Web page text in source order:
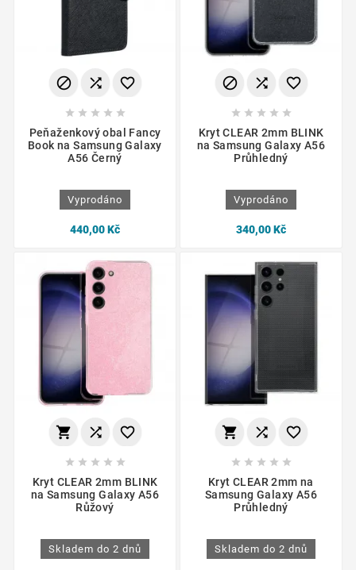
  
    
Peňaženkový obal Fancy
Book na Samsung Galaxy
A56 Černý
Vyprodáno
440,00 Kč
  
    
Kryt CLEAR 2mm BLINK
na Samsung Galaxy A56
Průhledný
Vyprodáno
340,00 Kč
  
    
Kryt CLEAR 2mm BLINK
na Samsung Galaxy A56
Růžový
Skladem do 2 dnů
  
    
Kryt CLEAR 2mm na
Samsung Galaxy A56
Průhledný
Skladem do 2 dnů